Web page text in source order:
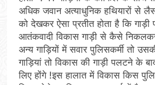
अधिक जवान अत्याधुनिक हथियारों से
को देखकर ऐसा प्रतीत होता है कि
आतंकवादी विकास गाड़ी से कैसे
अन्य गाड़ियों में सवार पुलिसकर्मी तो
गाड़ियां तो विकास की गाड़ी पलटने के
लिए होंगे !इस हालात में विकास किस